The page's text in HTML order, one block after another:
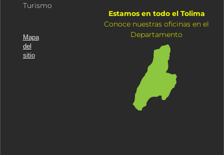
Turismo
Mapa
del
sitio
Estamos en todo el Tolima
Conoce nuestras oficinas en el
Departamento